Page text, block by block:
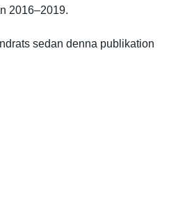
2016–2019.
sedan denna publikatio­n